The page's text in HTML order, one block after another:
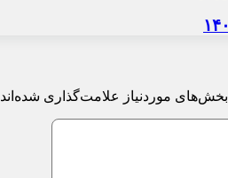
بخش‌های موردنیاز علامت‌گذاری شده‌اند